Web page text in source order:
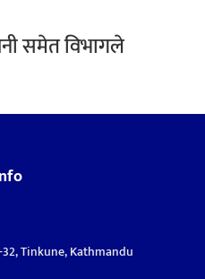
समेत विभागले
Tinkune, Kathmandu